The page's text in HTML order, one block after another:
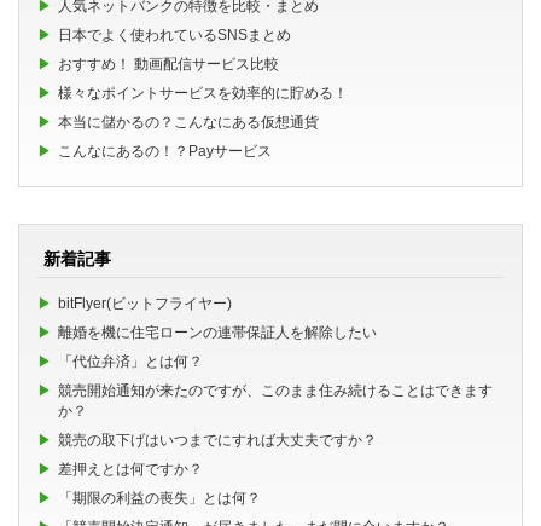
人気ネットバンクの特徴を比較・まとめ
日本でよく使われているSNSまとめ
おすすめ！ 動画配信サービス比較
様々なポイントサービスを効率的に貯める！
本当に儲かるの？こんなにある仮想通貨
こんなにあるの！？Payサービス
新着記事
bitFlyer(ビットフライヤー)
離婚を機に住宅ローンの連帯保証人を解除したい
「代位弁済」とは何？
競売開始通知が来たのですが、このまま住み続けることはできます
か？
競売の取下げはいつまでにすれば大丈夫ですか？
差押えとは何ですか？
「期限の利益の喪失」とは何？